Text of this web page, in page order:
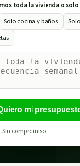
toda la vivienda o solo
Solo cocina y baños
mi
Sin compromiso